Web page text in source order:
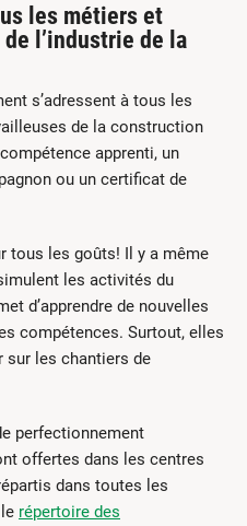
les métiers et
l’industrie de la
s’adressent à tous les
de la construction
apprenti, un
ou un certificat de
tous les goûts! Il y a même
les activités du
d’apprendre de nouvelles
compétences. Surtout, elles
sur les chantiers de
perfectionnement
offertes dans les centres
dans toutes les
répertoire des